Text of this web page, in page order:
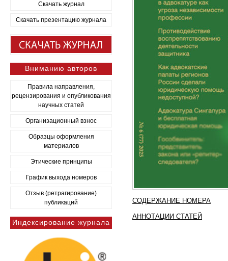
Скачать журнал
Скачать презентацию журнала
Вниманию авторов
Правила направления,
рецензирования и опубликования
научных статей
Организационный взнос
Образцы оформления
материалов
Этические принципы
График выхода номеров
Отзыв (ретрагирование)
публикаций
Индексирование журнала
СОДЕРЖАНИЕ НОМЕРА
АННОТАЦИИ СТАТЕЙ